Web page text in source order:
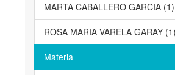
MARTA CABALLERO GARCIA (1)
ROSA MARIA VARELA GARAY (1)
Materia